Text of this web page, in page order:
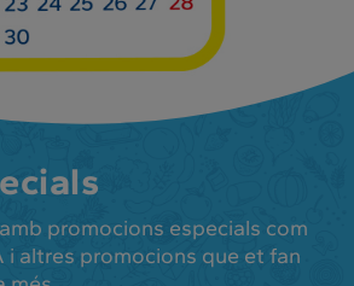
promocions especials com
i altres promocions que et fan